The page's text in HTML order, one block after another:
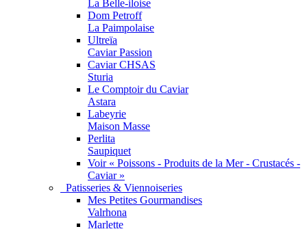
La Belle-iloise
Dom Petroff
La Paimpolaise
Ultreïa
Caviar Passion
Caviar CHSAS
Sturia
Le Comptoir du Caviar
Astara
Labeyrie
Maison Masse
Perlita
Saupiquet
Voir « Poissons - Produits de la Mer - Crustacés -
Caviar »
Patisseries & Viennoiseries
Mes Petites Gourmandises
Valrhona
Marlette